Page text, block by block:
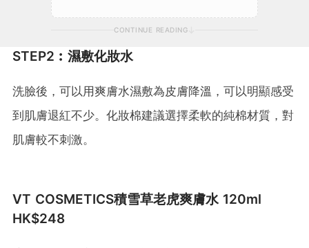
CONTINUE READING
STEP2︰濕敷化妝水
洗臉後，可以用爽膚水濕敷為皮膚降溫，可以明顯感受
到肌膚退紅不少。化妝棉建議選擇柔軟的純棉材質，對
肌膚較不刺激。
VT COSMETICS積雪草老虎爽膚水 120ml
HK$248